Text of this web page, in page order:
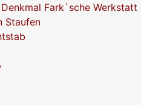
Fark`sche Werkstatt
Staufen